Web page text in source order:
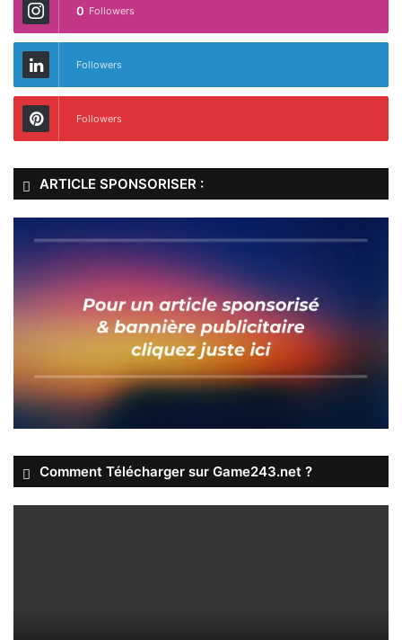
0 Followers
Followers
Followers
ARTICLE SPONSORISER :
Comment Télécharger sur Game243.net ?